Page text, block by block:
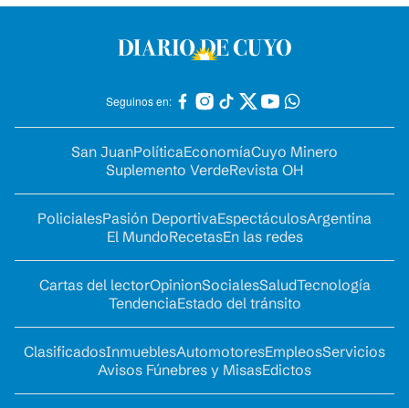
Seguinos en:
San JuanPolíticaEconomíaCuyo Minero
Suplemento VerdeRevista OH
PolicialesPasión DeportivaEspectáculosArgentina
El MundoRecetasEn las redes
Cartas del lectorOpinionSocialesSaludTecnología
TendenciaEstado del tránsito
ClasificadosInmueblesAutomotoresEmpleosServicios
Avisos Fúnebres y MisasEdictos